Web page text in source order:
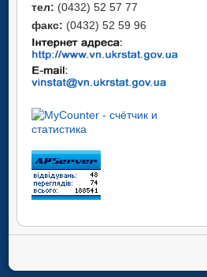
тел: (0432) 52 57 77
факс: (0432) 52 59 96